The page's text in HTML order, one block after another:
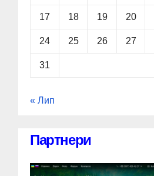
17 18 19 20
24 25 26 27
31
« Лип
Партнери